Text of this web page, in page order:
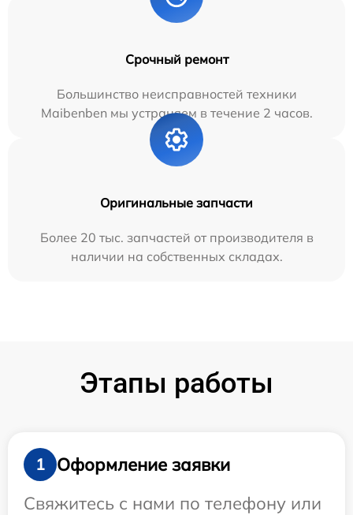
Срочный ремонт
Большинство неисправностей техники
Maibenben мы устраняем в течение 2 часов.
Оригинальные запчасти
Более 20 тыс. запчастей от производителя в
наличии на собственных складах.
Этапы работы
1
Оформление заявки
Свяжитесь с нами по телефону или